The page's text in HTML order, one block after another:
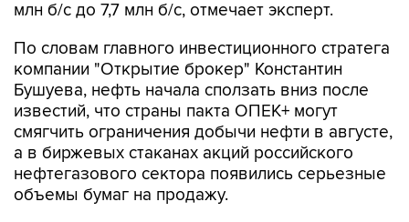
млн б/с до 7,7 млн б/с, отмечает эксперт.
По словам главного инвестиционного стратега
компании "Открытие брокер" Константин
Бушуева, нефть начала сползать вниз после
известий, что страны пакта ОПЕК+ могут
смягчить ограничения добычи нефти в августе,
а в биржевых стаканах акций российского
нефтегазового сектора появились серьезные
объемы бумаг на продажу.